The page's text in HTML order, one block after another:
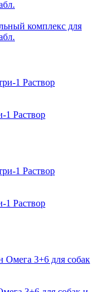
комплекс для
1 Раствор
1 Раствор